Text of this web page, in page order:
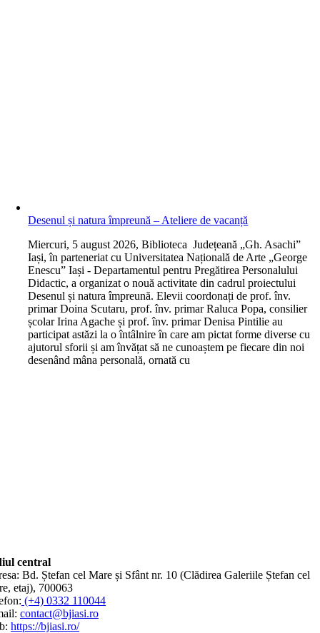
Desenul și natura împreună – Ateliere de vacanță
Miercuri, 5 august 2026, Biblioteca Județeană „Gh. Asachi”
Iași, în parteneriat cu Universitatea Națională de Arte „George
Enescu” Iași - Departamentul pentru Pregătirea Personalului
Didactic, a organizat o nouă activitate din cadrul proiectului
Desenul și natura împreună. Elevii coordonați de prof. înv.
primar Doina Scutaru, prof. înv. primar Raluca Popa, consilier
școlar Irina Agache și prof. înv. primar Denisa Pintilie au
participat astăzi la o întâlnire în care am pictat forme diverse cu
ajutorul sforii și am învățat să ne cunoaștem pe fiecare din noi
desenând mâna personală, ornată cu
central
Bd. Ștefan cel Mare și Sfânt nr. 10 (Clădirea Galeriile Ștefan cel
etaj), 700063
(+4) 0332 110044
contact@bjiasi.ro
https://bjiasi.ro/